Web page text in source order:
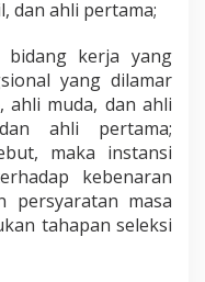
dan ahli pertama;
kerja yang
yang dilamar
ahli muda, dan ahli
ahli pertama;
maka instansi
kebenaran
persyaratan masa
tahapan seleksi